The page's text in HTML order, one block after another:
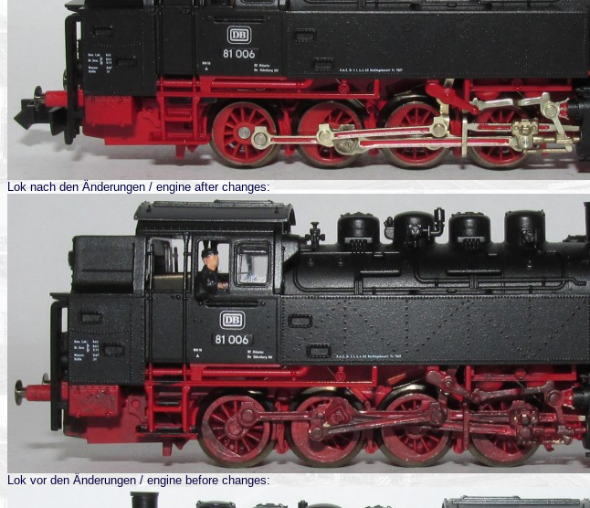
Lok nach den Änderungen / engine after changes:
Lok vor den Änderungen / engine before changes: